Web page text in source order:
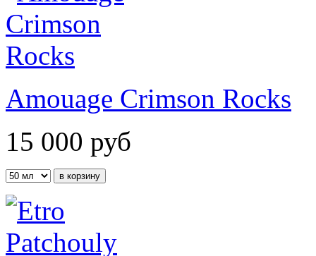
Amouage Crimson Rocks
15 000 руб